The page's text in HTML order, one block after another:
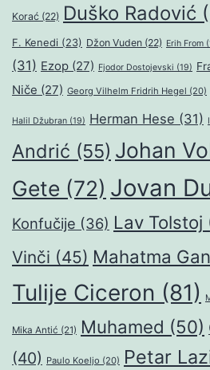
Korać (22) Duško Radović
F. Kenedi (23) Džon Vuden (22) Erih From
(31) Ezop (27) Fjodor Dostojevski (19)
Niče (27) Georg Vilhelm Fridrih Hegel (20)
Halil Džubran (19) Herman Hese (31)
Andrić (55) Johan
Gete (72) Jovan
Konfučije (36) Lav Tolstoj
Vinči (45) Mahatma
Tulije Ciceron (81)
Mika Antić (21) Muhamed (50)
(40) Paulo Koeljo (20) Petar